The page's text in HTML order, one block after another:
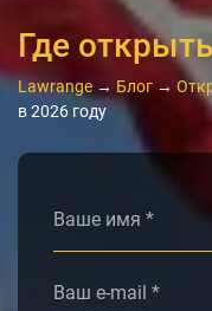
Где
Lawrange→Блог →
в 2026 году